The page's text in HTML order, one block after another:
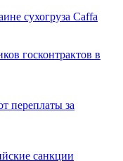
сухогруза Caffa
госконтрактов в
переплаты за
санкции